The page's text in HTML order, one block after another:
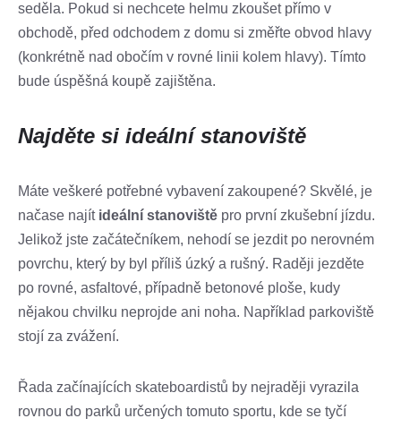
seděla. Pokud si nechcete helmu zkoušet přímo v
obchodě, před odchodem z domu si změřte obvod hlavy
(konkrétně nad obočím v rovné linii kolem hlavy). Tímto
bude úspěšná koupě zajištěna.
Najděte si ideální stanoviště
Máte veškeré potřebné vybavení zakoupené? Skvělé, je
načase najít ideální stanoviště pro první zkušební jízdu.
Jelikož jste začátečníkem, nehodí se jezdit po nerovném
povrchu, který by byl příliš úzký a rušný. Raději jezděte
po rovné, asfaltové, případně betonové ploše, kudy
nějakou chvilku neprojde ani noha. Například parkoviště
stojí za zvážení.
Řada začínajících skateboardistů by nejraději vyrazila
rovnou do parků určených tomuto sportu, kde se tyčí